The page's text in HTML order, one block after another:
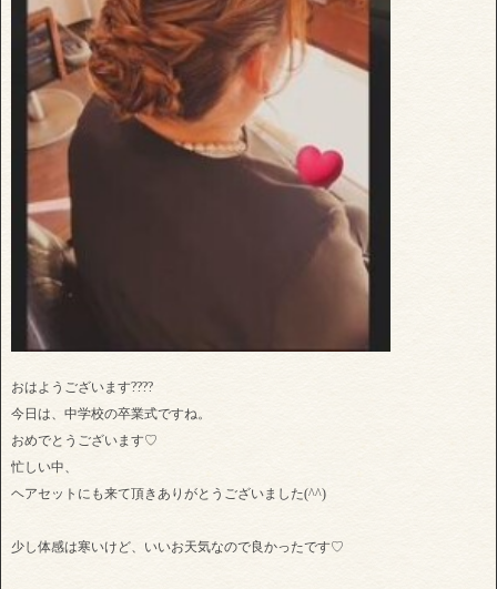
おはようございます????
今日は、中学校の卒業式ですね。
おめでとうございます♡
忙しい中、
ヘアセットにも来て頂きありがとうございました(^^)
少し体感は寒いけど、いいお天気なので良かったです♡